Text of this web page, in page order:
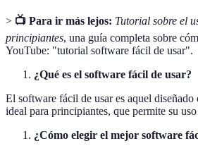
> 📺 Para ir más lejos: Tutorial sobre el
principiantes, una guía completa sobre
YouTube: "tutorial software fácil de usar".
¿Qué es el software fácil de usar?
El software fácil de usar es aquel
ideal para principiantes, que permite su
¿Cómo elegir el mejor software